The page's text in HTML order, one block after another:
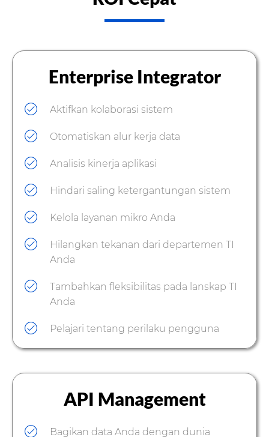
Enterprise Integrator
Aktifkan kolaborasi sistem
Otomatiskan alur kerja data
Analisis kinerja aplikasi
Hindari saling ketergantungan sistem
Kelola layanan mikro Anda
Hilangkan tekanan dari departemen TI
Anda
Tambahkan fleksibilitas pada lanskap TI
Anda
Pelajari tentang perilaku pengguna
API Management
Bagikan data Anda dengan dunia